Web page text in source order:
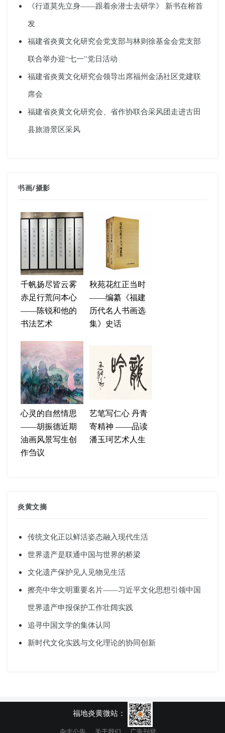
《行道莫先立身——跟着余潜士去研学》 新书在榕首
发
福建省炎黄文化研究会党支部与林则徐基金会党支部
联合举办迎“七一”党日活动
福建省炎黄文化研究会领导出席福州金汤社区党建联
席会
福建省炎黄文化研究会、省作协联合采风团走进古田
县旅游景区采风
书画/摄影
千帆扬尽皆云雾
赤足行荒问本心
——陈锐和他的
书法艺术
秋苑花红正当时
——编纂《福建
历代名人书画选
集》史话
心灵的自然情思
——胡振德近期
油画风景写生创
作刍议
艺笔写仁心 丹青
寄精神 ——品读
潘玉珂艺术人生
炎黄文摘
传统文化正以鲜活姿态融入现代生活
世界遗产是联通中国与世界的桥梁
文化遗产保护见人见物见生活
擦亮中华文明重要名片——习近平文化思想引领中国
世界遗产申报保护工作壮阔实践
追寻中国文学的集体认同
新时代文化实践与文化理论的协同创新
福地炎黄微站：